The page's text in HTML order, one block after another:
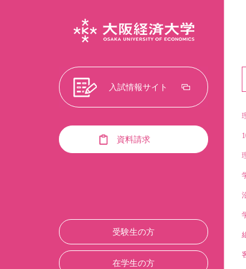
入試情報サイト
資料請求
受験生の方
在学生の方